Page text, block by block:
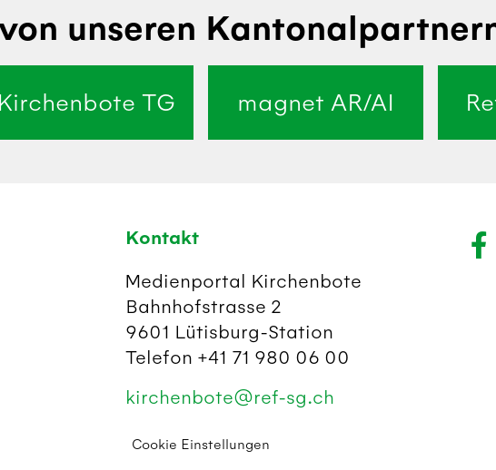
unseren
Kirchenbote TG magnet AR/AI
Kontakt
Medienportal Kirchenbote
Bahnhofstrasse 2
9601 Lütisburg-Station
Telefon +41 71 980 06 00
kirchenbote@ref-sg.ch
Cookie Einstellungen